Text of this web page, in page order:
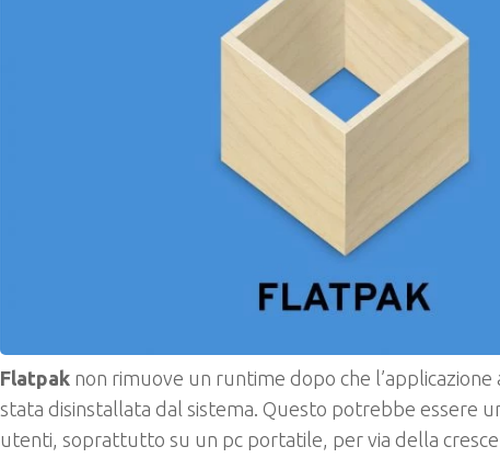
Flatpak non rimuove un runtime dopo che l’applicazione
stata disinstallata dal sistema. Questo potrebbe essere
utenti, soprattutto su un pc portatile, per via della